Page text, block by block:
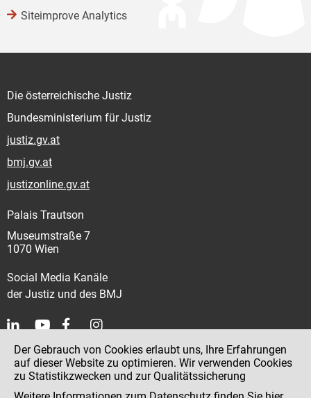
Siteimprove Analytics
Die österreichische Justiz
Bundesministerium für Justiz
justiz.gv.at
bmj.gv.at
justizonline.gv.at
Palais Trautson
Museumstraße 7
1070 Wien
Social Media Kanäle
der Justiz und des BMJ
Kontakt
Impressum
Der Gebrauch von Cookies erlaubt uns, Ihre Erfahrungen
auf dieser Website zu optimieren. Wir verwenden Cookies
zu Statistikzwecken und zur Qualitätssicherung